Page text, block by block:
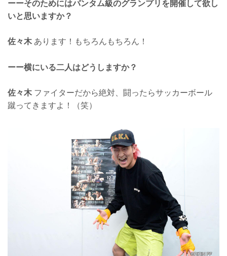
ーーそのためにはバンタム級のグランプリを開催して欲し
いと思いますか？
佐々木 あります！もちろんもちろん！
ーー横にいる二人はどうしますか？
佐々木 ファイターだから絶対、闘ったらサッカーボール
蹴ってきますよ！（笑）